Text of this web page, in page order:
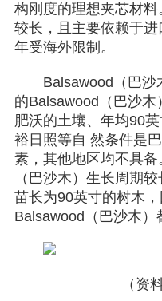
构刚度的理想夹芯材
较长，且主要依赖于
年受海外限制。
Balsawood（巴沙
的Balsawood（巴沙
肥沃的土壤、年均90
裕日照等自 然条件是
素，其他地区均不具
（巴沙木）生长周期
苗长为90英寸的树木
Balsawood（巴沙木）
（资